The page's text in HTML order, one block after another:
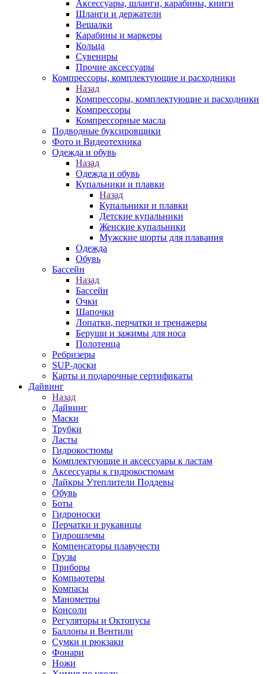
Аксессуары, шланги, карабины, книги
Шланги и держатели
Вешалки
Карабины и маркеры
Кольца
Сувениры
Прочие аксессуары
Компрессоры, комплектующие и расходники
Назад
Компрессоры, комплектующие и расходники
Компрессоры
Компрессорные масла
Подводные буксировщики
Фото и Видеотехника
Одежда и обувь
Назад
Одежда и обувь
Купальники и плавки
Назад
Купальники и плавки
Детские купальники
Женские купальники
Мужские шорты для плавания
Одежда
Обувь
Бассейн
Назад
Бассейн
Очки
Шапочки
Лопатки, перчатки и тренажеры
Беруши и зажимы для носа
Полотенца
Ребризеры
SUP-доски
Карты и подарочные сертификаты
Дайвинг
Назад
Дайвинг
Маски
Трубки
Ласты
Гидрокостюмы
Комплектующие и аксессуары к ластам
Аксессуары к гидрокостюмам
Лайкры Утеплители Поддевы
Обувь
Боты
Гидроноски
Перчатки и рукавицы
Гидрошлемы
Компенсаторы плавучести
Грузы
Приборы
Компьютеры
Компасы
Манометры
Консоли
Регуляторы и Октопусы
Баллоны и Вентили
Сумки и рюкзаки
Фонари
Ножи